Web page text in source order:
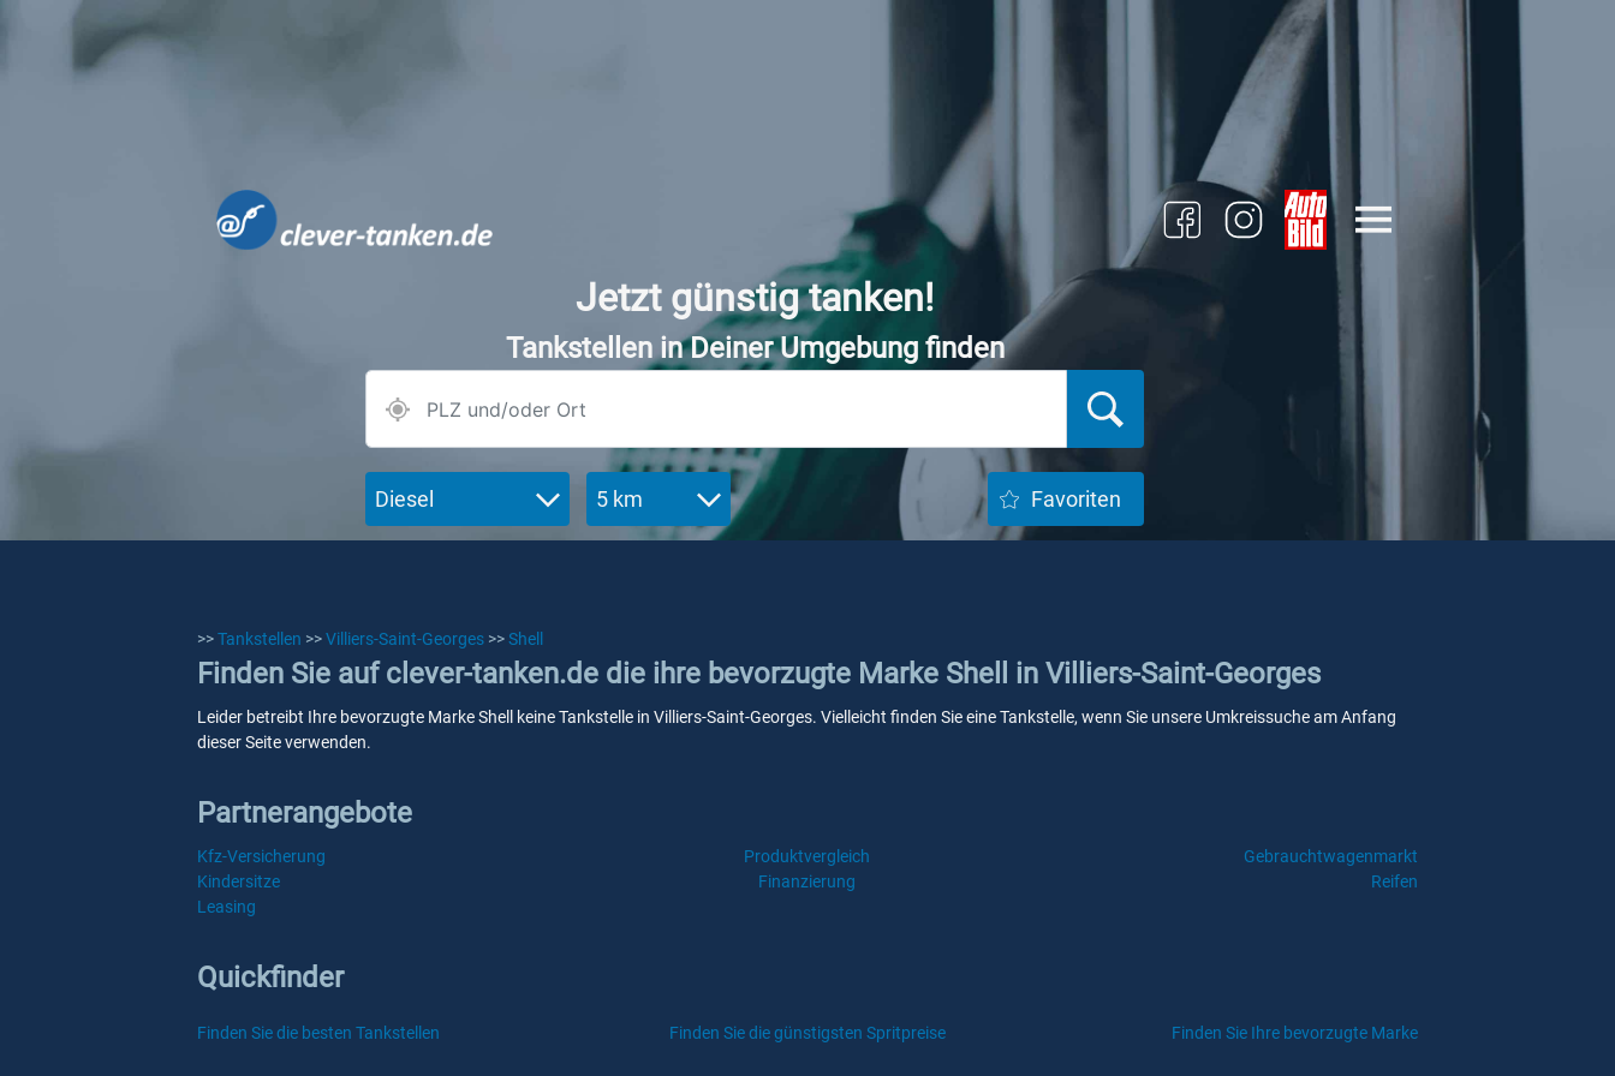
Jetzt günstig tanken!
Tankstellen in Deiner Umgebung finden
Diesel 5 km Favoriten
>>Tankstellen >>Villiers-Saint-Georges >>Shell
Finden Sie auf clever-tanken.de die ihre bevorzugte Marke Shell in Villiers-Saint-Georges
Leider betreibt Ihre bevorzugte Marke Shell keine Tankstelle in Villiers-Saint-Georges. Vielleicht finden Sie eine Tankstelle, wenn Sie unsere Umkreissuche am Anfang
dieser Seite verwenden.
Partnerangebote
Kfz-Versicherung Produktvergleich
Gebrauchtwagenmarkt
Kindersitze
Finanzierung
Reifen
Leasing
Quickfinder
Finden Sie die besten Tankstellen Finden Sie die günstigsten Spritpreise Finden Sie Ihre bevorzugte Marke